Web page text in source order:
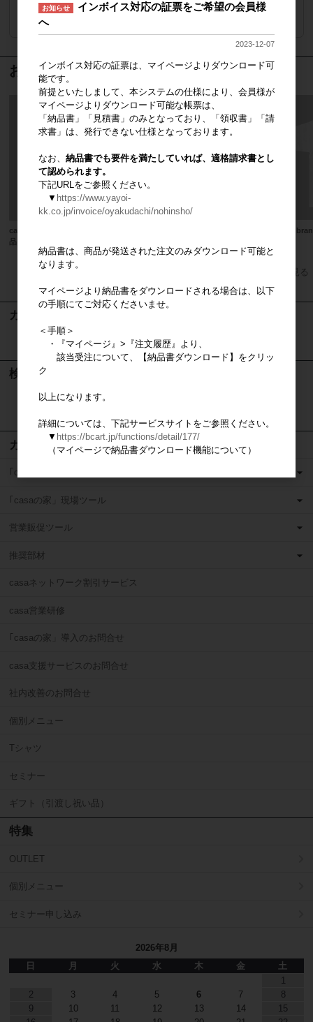
注文数
ご注文には
おすすめ商品
casa 手さげバッグ【SDGs対応製
品】
bud
すべてのおすすめ商品を見る
カート
カートは空です
検索
カテゴリ
｢casaの家」営業ツール
｢casaの家」現場ツール
営業販促ツール
推奨部材
casaネットワーク割引サービス
casa営業研修
｢casaの家」導入のお問合せ
casa支援サービスのお問合せ
社内改善のお問合せ
個別メニュー
Tシャツ
セミナー
ギフト（引渡し祝い品）
特集
OUTLET
個別メニュー
セミナー申し込み
2026年8月
日
月 火 水 木 金
土
1
2
3 4 5 6 7
8
9
10 11 12 13 14
15
お知らせ
インボイス対応の証票をご希望の会員様
へ
2023-12-07
インボイス対応の証票は、マイページよりダウンロード可
能です。
前提といたしまして、本システムの仕様により、会員様が
マイページよりダウンロード可能な帳票は、
「納品書」「見積書」のみとなっており、「領収書」「請
求書」は、発行できない仕様となっております。
なお、 納品書でも要件を満たしていれば、適格請求書とし
て認められます。
下記URLをご参照ください。
▼ https://www.yayoi-
kk.co.jp/invoice/oyakudachi/nohinsho/
納品書は、商品が発送された注文のみダウンロード可能と
なります。
マイページより納品書をダウンロードされる場合は、以下
の手順にてご対応くださいませ。
＜手順＞
・『マイページ』>『注文履歴』より、
該当受注について、【納品書ダウンロード】をクリッ
ク
以上になります。
詳細については、下記サービスサイトをご参照ください。
▼ https://bcart.jp/functions/detail/177/
（マイページで納品書ダウンロード機能について）